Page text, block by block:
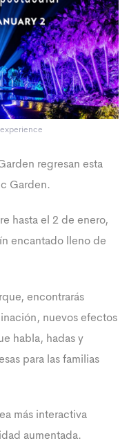
regresan esta
Garden.
hasta el 2 de enero,
encantado lleno de
encontrarás
nuevos efectos
habla, hadas y
para las familias
más interactiva
aumentada.